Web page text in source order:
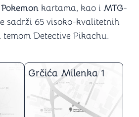
Pokemon kartama, kao i MTG-
sadrži 65 visoko-kvalitetnih
Detective Pikachu.
Grčića Milenka 1